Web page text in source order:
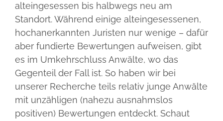
alteingesessen bis halbwegs neu am
Standort. Während einige alteingesessenen,
hochanerkannten Juristen nur wenige – dafür
aber fundierte Bewertungen aufweisen, gibt
es im Umkehrschluss Anwälte, wo das
Gegenteil der Fall ist. So haben wir bei
unserer Recherche teils relativ junge Anwälte
mit unzähligen (nahezu ausnahmslos
positiven) Bewertungen entdeckt. Schaut